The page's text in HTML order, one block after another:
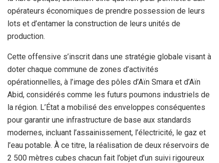
opérateurs économiques de prendre possession de leurs
lots et d’entamer la construction de leurs unités de
production.
Cette offensive s’inscrit dans une stratégie globale visant à
doter chaque commune de zones d’activités
opérationnelles, à l’image des pôles d’Aïn Smara et d’Aïn
Abid, considérés comme les futurs poumons industriels de
la région. L’État a mobilisé des enveloppes conséquentes
pour garantir une infrastructure de base aux standards
modernes, incluant l’assainissement, l’électricité, le gaz et
l’eau potable. À ce titre, la réalisation de deux réservoirs de
2 500 mètres cubes chacun fait l’objet d’un suivi rigoureux